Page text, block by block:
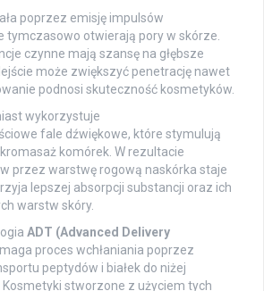
poprzez emisję impulsów
tymczasowo otwierają pory w skórze.
czynne mają szansę na głębsze
może zwiększyć penetrację nawet
podnosi skuteczność kosmetyków.
wykorzystuje
fale dźwiękowe, które stymulują
komórek. W rezultacie
przez warstwę rogową naskórka staje
lepszej absorpcji substancji oraz ich
warstw skóry.
ADT (Advanced Delivery
proces wchłaniania poprzez
peptydów i białek do niżej
Kosmetyki stworzone z użyciem tych